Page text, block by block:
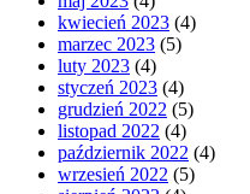
kwiecień 2023 (4)
marzec 2023 (5)
luty 2023 (4)
styczeń 2023 (4)
grudzień 2022 (5)
listopad 2022 (4)
październik 2022 (4)
wrzesień 2022 (5)